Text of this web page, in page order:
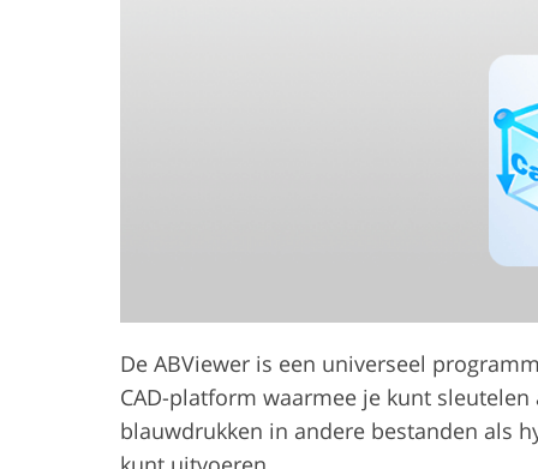
De ABViewer is een universeel
CAD-platform waarmee je kunt
blauwdrukken in andere bestanden als